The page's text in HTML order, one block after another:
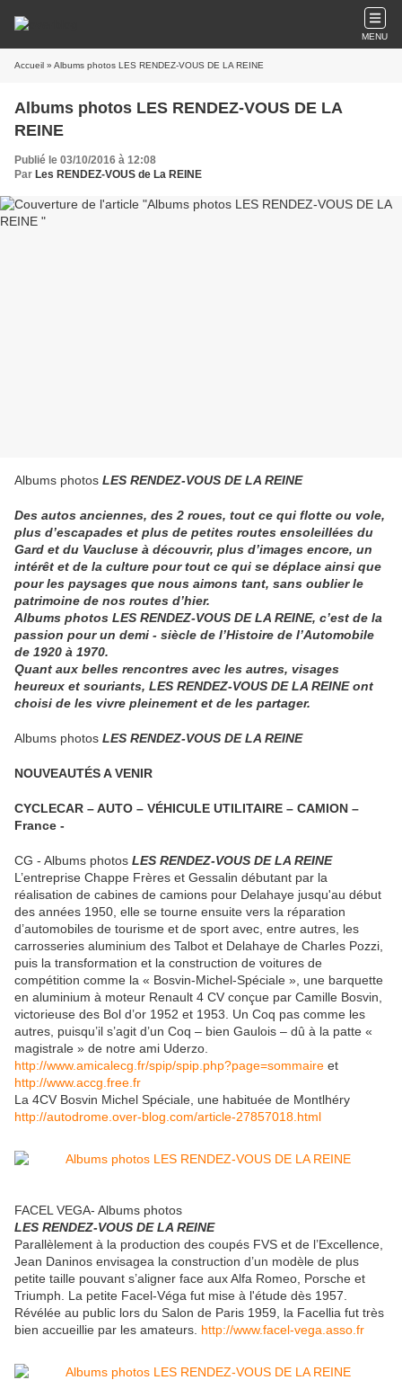
MENU
Accueil » Albums photos LES RENDEZ-VOUS DE LA REINE
Albums photos LES RENDEZ-VOUS DE LA
REINE
Publié le 03/10/2016 à 12:08
Par Les RENDEZ-VOUS de La REINE
Albums photos LES RENDEZ-VOUS DE LA REINE
Des autos anciennes, des 2 roues, tout ce qui flotte ou vole,
plus d’escapades et plus de petites routes ensoleillées du
Gard et du Vaucluse à découvrir, plus d’images encore, un
intérêt et de la culture pour tout ce qui se déplace ainsi que
pour les paysages que nous aimons tant, sans oublier le
patrimoine de nos routes d’hier.
Albums photos LES RENDEZ-VOUS DE LA REINE, c’est de la
passion pour un demi - siècle de l’Histoire de l’Automobile
de 1920 à 1970.
Quant aux belles rencontres avec les autres, visages
heureux et souriants, LES RENDEZ-VOUS DE LA REINEont
choisi de les vivre pleinement et de les partager.
Albums photos LES RENDEZ-VOUS DE LA REINE
NOUVEAUTÉS A VENIR
CYCLECAR – AUTO – VÉHICULE UTILITAIRE – CAMION –
France -
CG - Albums photos LES RENDEZ-VOUS DE LA REINE
L’entreprise Chappe Frères et Gessalin débutant par la
réalisation de cabines de camions pour Delahaye jusqu'au début
des années 1950, elle se tourne ensuite vers la réparation
d’automobiles de tourisme et de sport avec, entre autres, les
carrosseries aluminium des Talbot et Delahaye de Charles Pozzi,
puis la transformation et la construction de voitures de
compétition comme la « Bosvin-Michel-Spéciale », une barquette
en aluminium à moteur Renault 4 CV conçue par Camille Bosvin,
victorieuse des Bol d’or 1952 et 1953. Un Coq pas comme les
autres, puisqu’il s’agit d’un Coq – bien Gaulois – dû à la patte «
magistrale » de notre ami Uderzo.
http://www.amicalecg.fr/spip/spip.php?page=sommaire et
http://www.accg.free.fr
La 4CV Bosvin Michel Spéciale, une habituée de Montlhéry
http://autodrome.over-blog.com/article-27857018.html
FACEL VEGA- Albums photos
LES RENDEZ-VOUS DE LA REINE
Parallèlement à la production des coupés FVS et de l’Excellence,
Jean Daninos envisagea la construction d’un modèle de plus
petite taille pouvant s’aligner face aux Alfa Romeo, Porsche et
Triumph. La petite Facel-Véga fut mise à l'étude dès 1957.
Révélée au public lors du Salon de Paris 1959, la Facellia fut très
bien accueillie par les amateurs. http://www.facel-vega.asso.fr